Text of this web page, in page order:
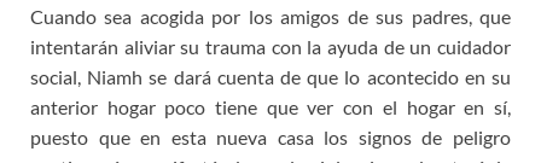
Cuando sea acogida por los amigos de sus padres, que
intentarán aliviar su trauma con la ayuda de un cuidador
social, Niamh se dará cuenta de que lo acontecido en su
anterior hogar poco tiene que ver con el hogar en sí,
puesto que en esta nueva casa los signos de peligro